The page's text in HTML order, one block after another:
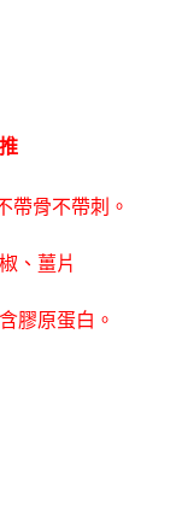
帶骨不帶刺。
、薑片
膠原蛋白。